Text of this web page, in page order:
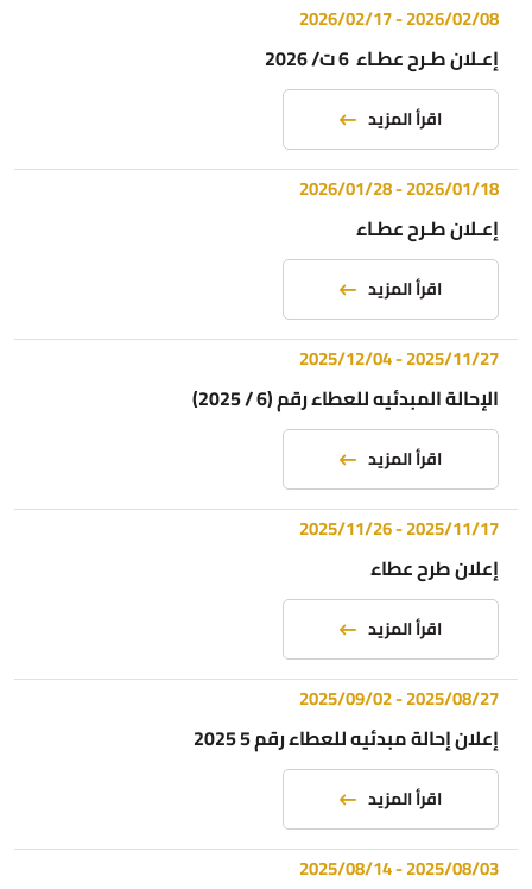
2026/02/08
-
2026/02/17
إعـلان طـرح عطـاء 6 ت/ 2026
اقرأ المزيد
2026/01/18
-
2026/01/28
إعـلان طـرح عطـاء
اقرأ المزيد
2025/11/27
-
2025/12/04
الإحالة المبدئيه للعطاء رقم (6 / 2025)
اقرأ المزيد
2025/11/17
-
2025/11/26
إعلان طرح عطاء
اقرأ المزيد
2025/08/27
-
2025/09/02
إعلان إحالة مبدئيه للعطاء رقم 5 2025
اقرأ المزيد
2025/08/03
-
2025/08/14